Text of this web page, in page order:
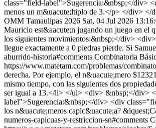
class="field-label">Sugerencia:&nbsp;</div>
menos un m&uacute;ltiplo de 3.</p> </div> </
OMM Tamaulipas 2026 Sat, 04 Jul 2026
Mauricio est&aacute;n jugando un juego en el
los siguientes movimientos:&nbsp;</div>
llegue exactamente a 0 piedras pierde. Si
aburrido-historia#comments Combinatoria
https://www.matetam.com/problemas/
derecha. Por ejemplo, el n&uacute;mero
mismo tiempo, con las siguientes dos
ser igual a 13.</li> </ul> <div> &nbsp;</div>
label">Sugerencia:&nbsp;</div> <div
los n&uacute;meros capic&uacute;a?
numeros-capicuas-y-restriccion-sn#comments